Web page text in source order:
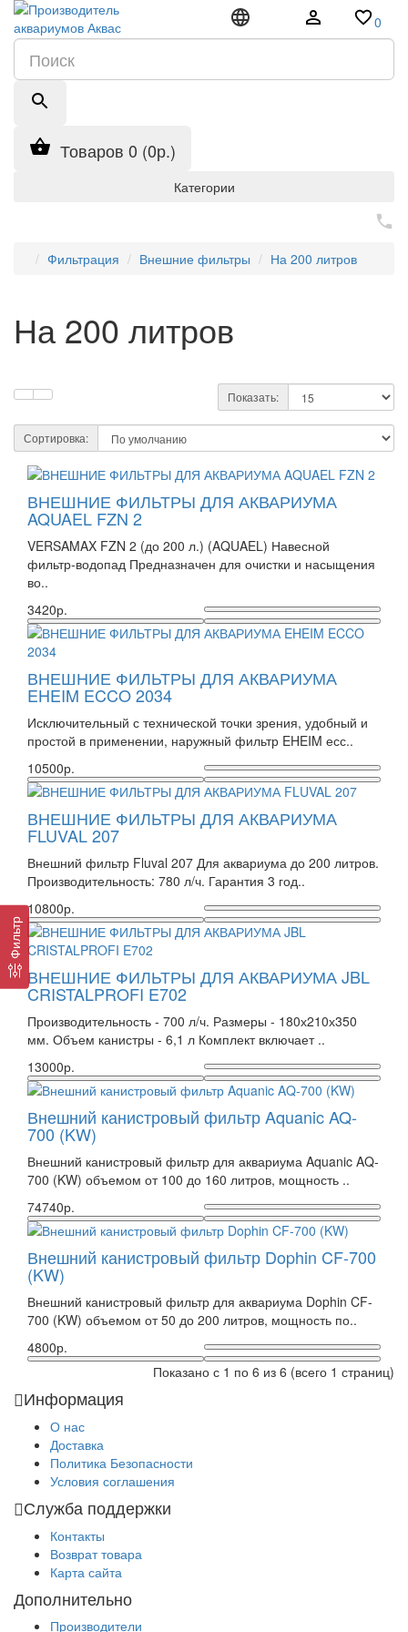
0
Товаров 0 (0р.)
Категории
Фильтрация Внешние фильтры На 200 литров
Фильтр
На 200 литров
Показать:
Сортировка:
ВНЕШНИЕ ФИЛЬТРЫ ДЛЯ АКВАРИУМА
AQUAEL FZN 2
VERSAMAX FZN 2 (до 200 л.) (AQUAEL) Навесной
фильтр-водопад Предназначен для очистки и насыщения
во..
3420р.
ВНЕШНИЕ ФИЛЬТРЫ ДЛЯ АКВАРИУМА
EHEIM ECCO 2034
Исключительный с технической точки зрения, удобный и
простой в применении, наружный фильтр EHEIM есс..
10500р.
ВНЕШНИЕ ФИЛЬТРЫ ДЛЯ АКВАРИУМА
FLUVAL 207
Внешний фильтр Fluval 207 Для аквариума до 200 литров.
Производительность: 780 л/ч. Гарантия 3 год..
10800р.
ВНЕШНИЕ ФИЛЬТРЫ ДЛЯ АКВАРИУМА JBL
CRISTALPROFI E702
Производительность - 700 л/ч. Размеры - 180х210х350
мм. Объем канистры - 6,1 л Комплект включает ..
13000р.
Внешний канистровый фильтр Aquanic AQ-
700 (KW)
Внешний канистровый фильтр для аквариума Aquanic AQ-
700 (KW) объемом от 100 до 160 литров, мощность ..
74740р.
Внешний канистровый фильтр Dophin CF-700
(KW)
Внешний канистровый фильтр для аквариума Dophin CF-
700 (KW) объемом от 50 до 200 литров, мощность по..
4800р.
Показано с 1 по 6 из 6 (всего 1 страниц)
Информация
О нас
Доставка
Политика Безопасности
Условия соглашения
Служба поддержки
Контакты
Возврат товара
Карта сайта
Дополнительно
Производители